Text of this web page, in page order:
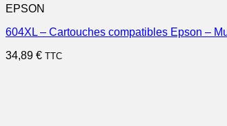
EPSON
604XL – Cartouches compatibles Epson –
34,89 € TTC